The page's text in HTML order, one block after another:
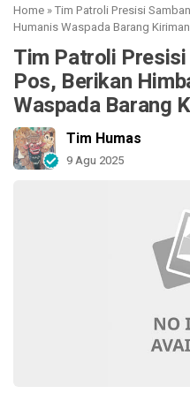
Home »Tim Patroli Presisi
Humanis Waspada Barang Kiriman
Tim Patroli
Pos, Berikan
Waspada Barang
Tim Humas
9 Agu 2025